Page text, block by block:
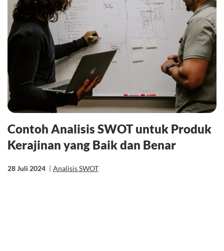
Contoh Analisis SWOT untuk Produk
Kerajinan yang Baik dan Benar
28 Juli 2024 | Analisis SWOT